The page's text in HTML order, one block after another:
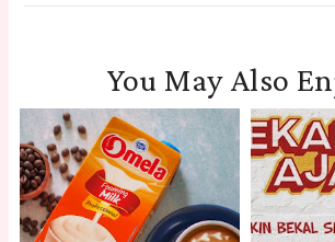
You May Also